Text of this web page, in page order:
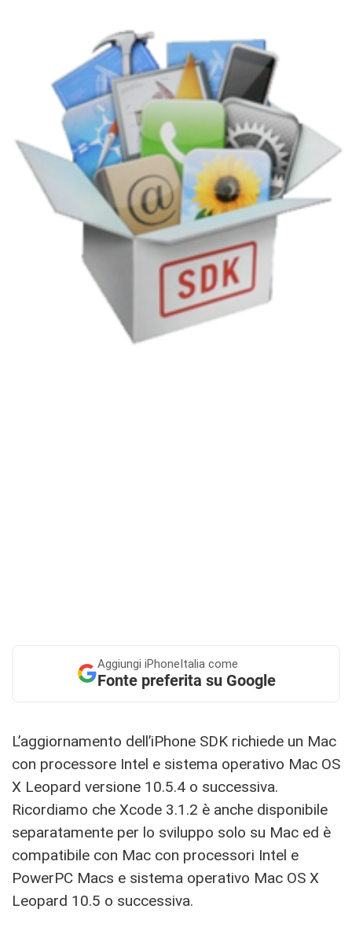
Aggiungi iPhoneItalia come
Fonte preferita su Google
L’aggiornamento dell’iPhone SDK richiede un Mac
con processore Intel e sistema operativo Mac OS
X Leopard versione 10.5.4 o successiva.
Ricordiamo che Xcode 3.1.2 è anche disponibile
separatamente per lo sviluppo solo su Mac ed è
compatibile con Mac con processori Intel e
PowerPC Macs e sistema operativo Mac OS X
Leopard 10.5 o successiva.